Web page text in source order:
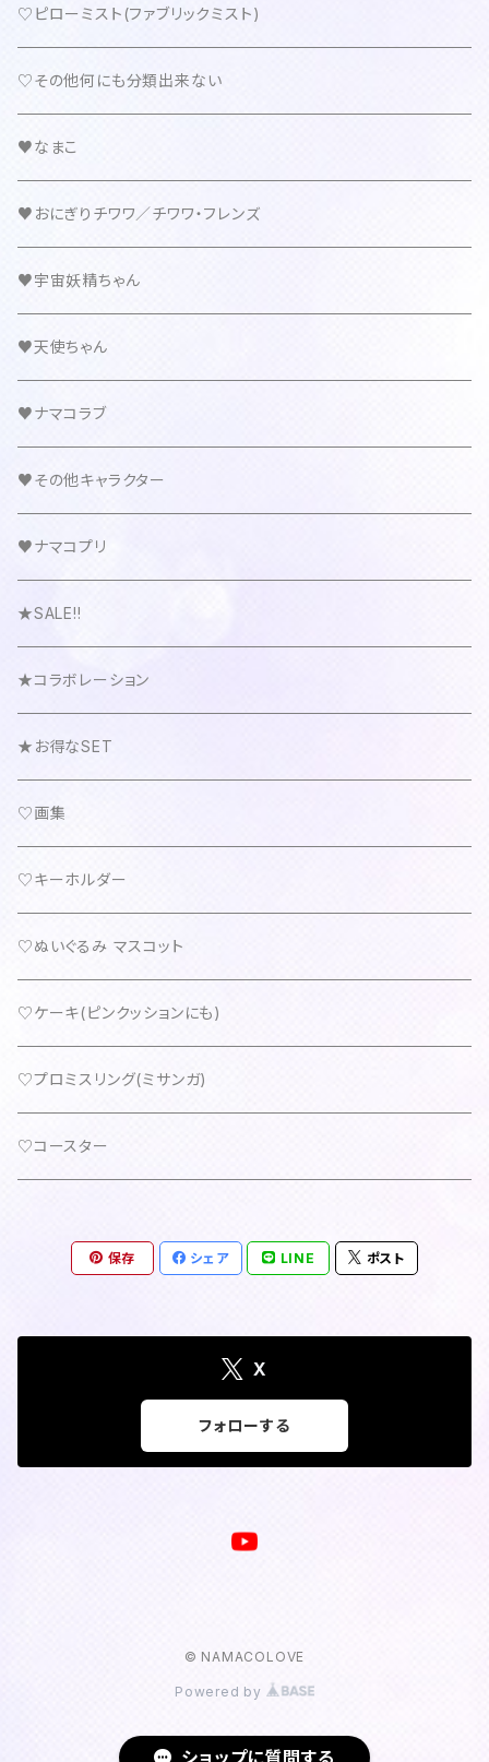
♡ピローミスト(ファブリックミスト)
♡その他何にも分類出来ない
♥なまこ
♥おにぎりチワワ／チワワ・フレンズ
♥宇宙妖精ちゃん
♥天使ちゃん
♥ナマコラブ
♥その他キャラクター
♥ナマコプリ
★SALE!!
★コラボレーション
★お得なSET
♡画集
♡キーホルダー
♡ぬいぐるみ マスコット
♡ケーキ(ピンクッションにも)
♡プロミスリング(ミサンガ)
♡コースター
保存 シェア LINE ポスト
X
フォローする
© NAMACOLOVE
Powered by
ショップに質問する